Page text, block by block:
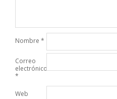
Nombre *
Correo
electrónico
*
Web